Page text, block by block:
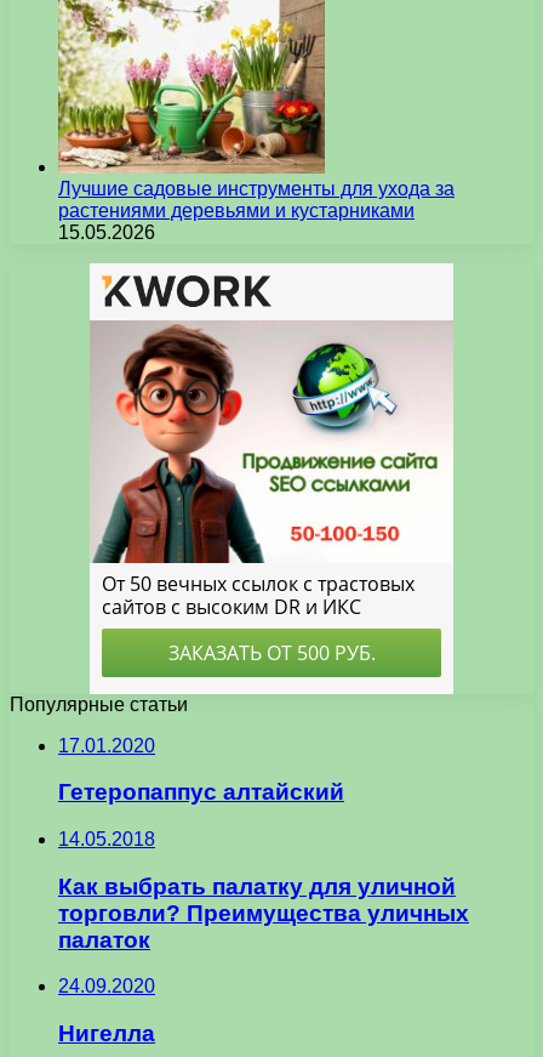
Лучшие садовые инструменты для ухода за
растениями деревьями и кустарниками
15.05.2026
Популярные статьи
17.01.2020
Гетеропаппус алтайский
14.05.2018
Как выбрать палатку для уличной
торговли? Преимущества уличных
палаток
24.09.2020
Нигелла